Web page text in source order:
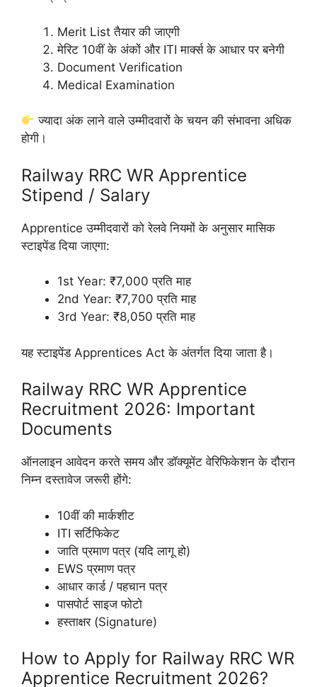
Merit List तैयार की जाएगी
मेरिट 10वीं के अंकों और ITI मार्क्स के आधार पर बनेगी
Document Verification
Medical Examination
ज्यादा अंक लाने वाले उम्मीदवारों के चयन की संभावना अधिक
होगी।
Railway RRC WR Apprentice
Stipend / Salary
Apprentice उम्मीदवारों को रेलवे नियमों के अनुसार मासिक
स्टाइपेंड दिया जाएगा:
1st Year: ₹7,000 प्रति माह
2nd Year: ₹7,700 प्रति माह
3rd Year: ₹8,050 प्रति माह
यह स्टाइपेंड Apprentices Act के अंतर्गत दिया जाता है।
Railway RRC WR Apprentice
Recruitment 2026: Important
Documents
ऑनलाइन आवेदन करते समय और डॉक्यूमेंट वेरिफिकेशन के दौरान
निम्न दस्तावेज जरूरी होंगे:
10वीं की मार्कशीट
ITI सर्टिफिकेट
जाति प्रमाण पत्र (यदि लागू हो)
EWS प्रमाण पत्र
आधार कार्ड / पहचान पत्र
पासपोर्ट साइज फोटो
हस्ताक्षर (Signature)
How to Apply for Railway RRC WR
Apprentice Recruitment 2026?